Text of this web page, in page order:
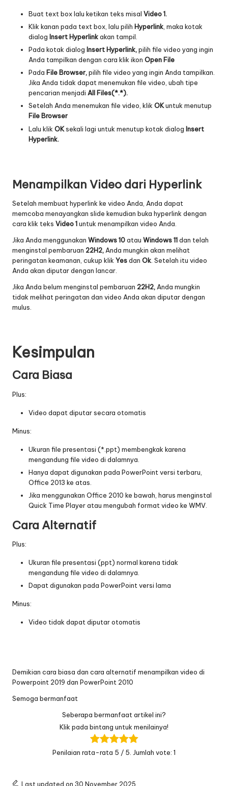
Buat text box lalu ketikan teks misal Video 1.
Klik kanan pada text box, lalu pilih Hyperlink , maka kotak
dialog Insert Hyperlinkakan tampil.
Pada kotak dialog Insert Hyperlink,pilih file video yang ingin
Anda tampilkan dengan cara klik ikon Open File
Pada File Browser,pilih file video yang ingin Anda tampilkan.
Jika Anda tidak dapat menemukan file video, ubah tipe
pencarian menjadi All Files(*.*).
Setelah Anda menemukan file video, klik OKuntuk menutup
File Browser
Lalu klik OKsekali lagi untuk menutup kotak dialog Insert
Hyperlink.
Menampilkan Video dari Hyperlink
Setelah membuat hyperlink ke video Anda, Anda dapat
memcoba menayangkan slide kemudian buka hyperlink dengan
cara klik teks Video 1untuk menampilkan video Anda.
Jika Anda menggunakan Windows 10atau Windows 11dan telah
menginstal pembaruan 22H2, Anda mungkin akan melihat
peringatan keamanan, cukup klik Yesdan Ok . Setelah itu video
Anda akan diputar dengan lancar.
Jika Anda belum menginstal pembaruan 22H2, Anda mungkin
tidak melihat peringatan dan video Anda akan diputar dengan
mulus.
Kesimpulan
Cara Biasa
Plus:
Video dapat diputar secara otomatis
Minus:
Ukuran file presentasi (*.ppt) membengkak karena
mengandung file video di dalamnya.
Hanya dapat digunakan pada PowerPoint versi terbaru,
Office 2013 ke atas.
Jika menggunakan Office 2010 ke bawah, harus menginstal
Quick Time Player atau mengubah format video ke WMV.
Cara Alternatif
Plus:
Ukuran file presentasi (ppt) normal karena tidak
mengandung file video di dalamnya.
Dapat digunakan pada PowerPoint versi lama
Minus:
Video tidak dapat diputar otomatis
Demikian cara biasa dan cara alternatif menampilkan video di
Powerpoint 2019 dan PowerPoint 2010
Semoga bermanfaat
Seberapa bermanfaat artikel ini?
Klik pada bintang untuk menilainya!
Penilaian rata-rata 5 / 5. Jumlah vote: 1
Last updated on 30 November 2025